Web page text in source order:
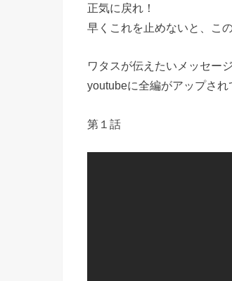
正気に戻れ！
早くこれを止めないと、こ
ワタスが伝えたいメッセー
youtubeに全編がアップされ
第１話